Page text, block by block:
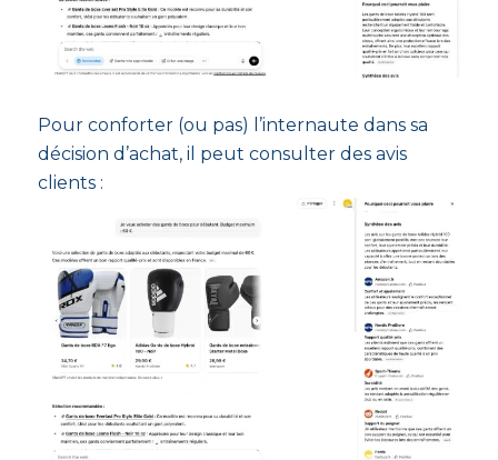
Pour conforter (ou pas) l’internaute dans sa
décision d’achat, il peut consulter des avis
clients :